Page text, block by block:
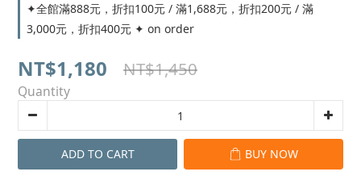
✦全館滿888元，折扣100元 / 滿1,688元，折扣200元 / 滿
3,000元，折扣400元 ✦ on order
NT$1,180 NT$1,450
Quantity
ADD TO CART BUY NOW